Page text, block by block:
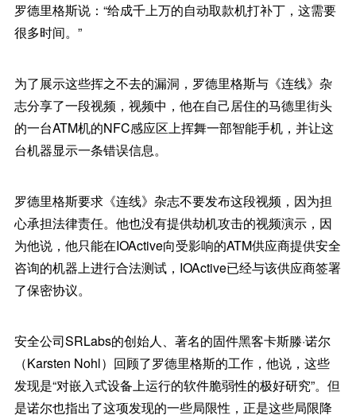
罗德里格斯说：“给成千上万的自动取款机打补丁，这需要
很多时间。”
为了展示这些挥之不去的漏洞，罗德里格斯与《连线》杂
志分享了一段视频，视频中，他在自己居住的马德里街头
的一台ATM机的NFC感应区上挥舞一部智能手机，并让这
台机器显示一条错误信息。
罗德里格斯要求《连线》杂志不要发布这段视频，因为担
心承担法律责任。他也没有提供劫机攻击的视频演示，因
为他说，他只能在IOActive向受影响的ATM供应商提供安全
咨询的机器上进行合法测试，IOActive已经与该供应商签署
了保密协议。
安全公司SRLabs的创始人、著名的固件黑客卡斯滕·诺尔
（Karsten Nohl）回顾了罗德里格斯的工作，他说，这些
发现是“对嵌入式设备上运行的软件脆弱性的极好研究”。但
是诺尔也指出了这项发现的一些局限性，正是这些局限降